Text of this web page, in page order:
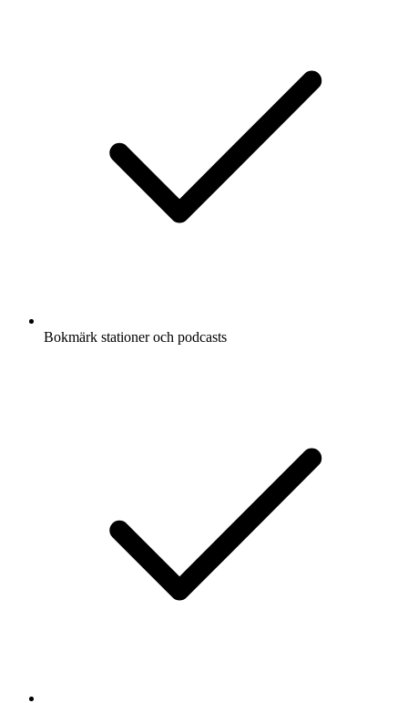
Bokmärk stationer och podcasts